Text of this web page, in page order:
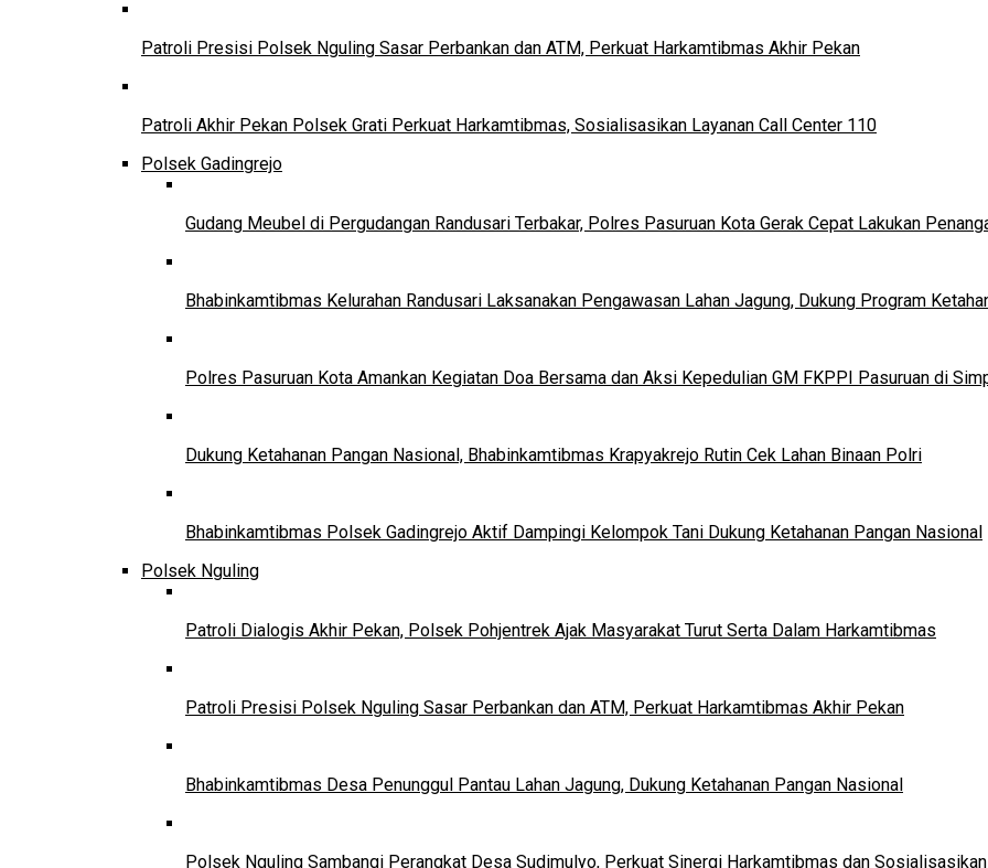
Patroli Presisi Polsek Nguling Sasar Perbankan dan ATM, Perkuat Harkamtibmas Akhir Pekan
Patroli Akhir Pekan Polsek Grati Perkuat Harkamtibmas, Sosialisasikan Layanan Call Center 110
Polsek Gadingrejo
Gudang Meubel di Pergudangan Randusari Terbakar, Polres Pasuruan Kota Gerak Cepat Lakukan
Bhabinkamtibmas Kelurahan Randusari Laksanakan Pengawasan Lahan Jagung, Dukung Program
Polres Pasuruan Kota Amankan Kegiatan Doa Bersama dan Aksi Kepedulian GM FKPPI Pasuruan di
Dukung Ketahanan Pangan Nasional, Bhabinkamtibmas Krapyakrejo Rutin Cek Lahan Binaan Polri
Bhabinkamtibmas Polsek Gadingrejo Aktif Dampingi Kelompok Tani Dukung Ketahanan Pangan Nasional
Polsek Nguling
Patroli Dialogis Akhir Pekan, Polsek Pohjentrek Ajak Masyarakat Turut Serta Dalam Harkamtibmas
Patroli Presisi Polsek Nguling Sasar Perbankan dan ATM, Perkuat Harkamtibmas Akhir Pekan
Bhabinkamtibmas Desa Penunggul Pantau Lahan Jagung, Dukung Ketahanan Pangan Nasional
Polsek Nguling Sambangi Perangkat Desa Sudimulyo, Perkuat Sinergi Harkamtibmas dan